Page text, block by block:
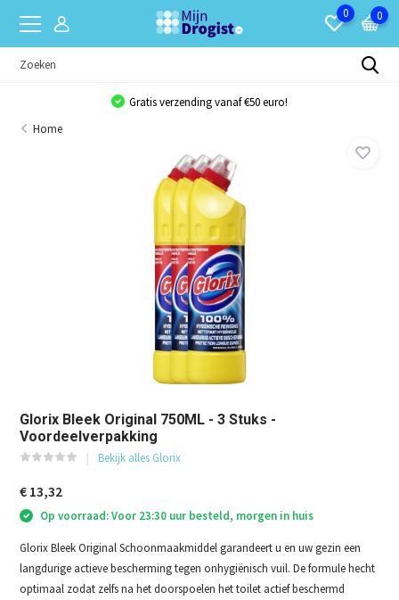
0 0
Gratis verzending vanaf €50 euro!
Home
Glorix Bleek Original 750ML - 3 Stuks -
Voordeelverpakking
Bekijk alles Glorix
€ 13,32
Op voorraad: Voor 23:30 uur besteld, morgen in huis
Glorix Bleek Original Schoonmaakmiddel garandeert u en uw gezin een
langdurige actieve bescherming tegen onhygiënisch vuil. De formule hecht
optimaal zodat zelfs na het doorspoelen het toilet actief beschermd